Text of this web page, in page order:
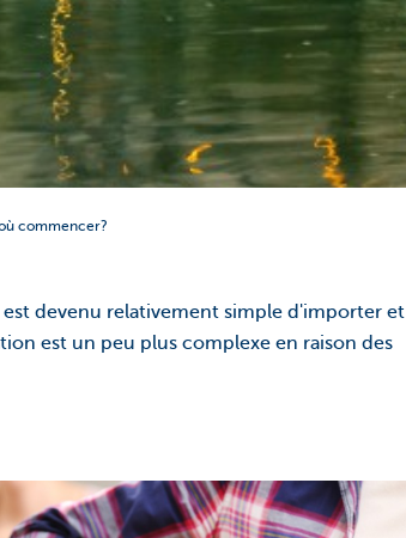
commencer?
devenu relativement simple d'importer et
est un peu plus complexe en raison des